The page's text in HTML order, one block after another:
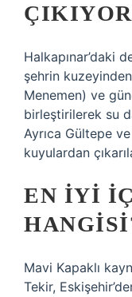
Halkapınar’daki
şehrin
Menemen) ve
birleştirilerek su
Ayrıca Gültepe
kuyulardan
EN IYI
Mavi Kapaklı
Tekir,